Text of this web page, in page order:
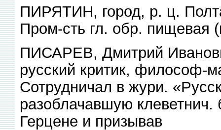
ПИРЯТИН, город, р. ц.
Пром-сть гл. обр. пищевая
ПИСАРЕВ, Дмитрий
русский критик, философ-
Сотрудничал в жури.
разоблачавшую
Герцене и призывав